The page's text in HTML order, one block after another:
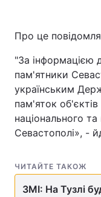
Про це
"За інформацією
пам'ятники
українським
пам'яток
національного
Севастополі», -
ЧИТАЙТЕ ТАКОЖ
ЗМІ: На Тузлі